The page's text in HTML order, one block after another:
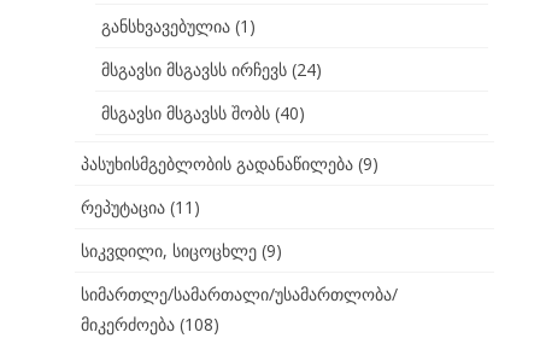
განსხვავებულია (1)
მსგავსი მსგავსს ირჩევს (24)
მსგავსი მსგავსს შობს (40)
პასუხისმგებლობის გადანაწილება (9)
რეპუტაცია (11)
სიკვდილი, სიცოცხლე (9)
სიმართლე/სამართალი/უსამართლობა/
მიკერძოება (108)